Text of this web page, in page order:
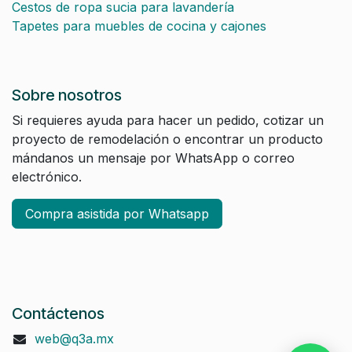
Cestos de ropa sucia para lavandería
Tapetes para muebles de cocina y cajones
Sobre nosotros
Si requieres ayuda para hacer un pedido, cotizar un
proyecto de remodelación o encontrar un producto
mándanos un mensaje por WhatsApp o correo
electrónico.
Compra asistida por Whatsapp
Contáctenos
web@q3a.mx